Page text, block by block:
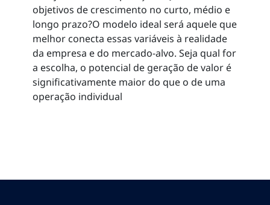
objetivos de crescimento no curto, médio e
longo prazo?O modelo ideal será aquele que
melhor conecta essas variáveis à realidade
da empresa e do mercado-alvo. Seja qual for
a escolha, o potencial de geração de valor é
significativamente maior do que o de uma
operação individual